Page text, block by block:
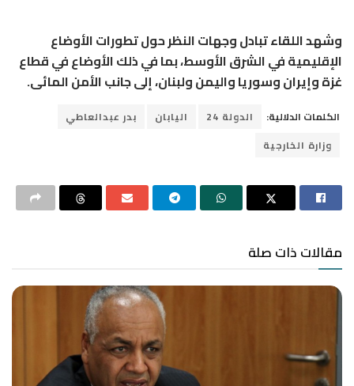
وشهد اللقاء تبادل وجهات النظر حول تطورات الأوضاع
الإقليمية في الشرق الأوسط، بما في ذلك الأوضاع في قطاع
غزة وإيران وسوريا واليمن ولبنان، إلى جانب الأمن المائى.
الكلمات الدلالية: الدولة 24 اليابان
بدر عبدالعاطي
وزارة الخارجية
مقالات ذات صلة